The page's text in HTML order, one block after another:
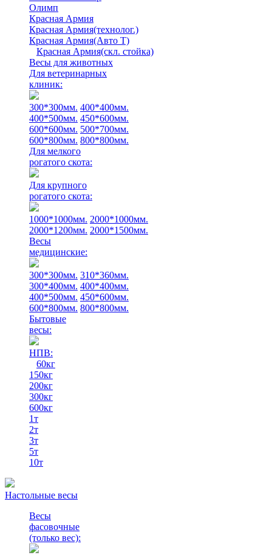
Олимп
Красная Армия
Красная Армия(технолог.)
Красная Армия(Авто Т)
Красная Армия(скл. стойка)
Весы для животных
Для ветеринарных
клиник:
300*300мм. 400*400мм.
400*500мм. 450*600мм.
600*600мм. 500*700мм.
600*800мм. 800*800мм.
Для мелкого
рогатого скота:
Для крупного
рогатого скота:
1000*1000мм. 2000*1000мм.
2000*1200мм. 2000*1500мм.
Весы
медицинские:
300*300мм. 310*360мм.
300*400мм. 400*400мм.
400*500мм. 450*600мм.
600*800мм. 800*800мм.
Бытовые
весы:
НПВ:
60кг
150кг
200кг
300кг
600кг
1т
2т
3т
5т
10т
Настольные весы
Весы
фасовочные
(только вес):